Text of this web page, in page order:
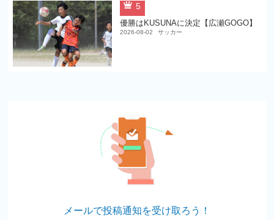
5
優勝はKUSUNAに決定【広瀬GOGO】
2026-08-02 サッカー
メールで投稿通知を受け取ろう！